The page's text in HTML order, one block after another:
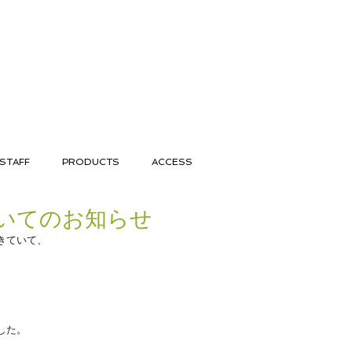
STAFF PRODUCTS ACCESS
てのお知らせ
いて、
。